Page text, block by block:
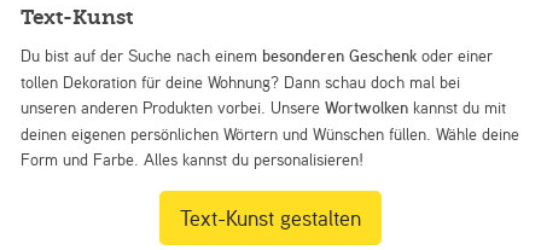
Text-Kunst
Du bist auf der Suche nach einem besonderen Geschenk oder einer
tollen Dekoration für deine Wohnung? Dann schau doch mal bei
unseren anderen Produkten vorbei. UnsereWortwolken kannst du mit
deinen eigenen persönlichen Wörtern und Wünschen füllen. Wähle deine
Form und Farbe. Alles kannst du personalisieren!
Text-Kunst gestalten